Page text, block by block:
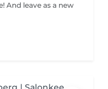
And leave as a new